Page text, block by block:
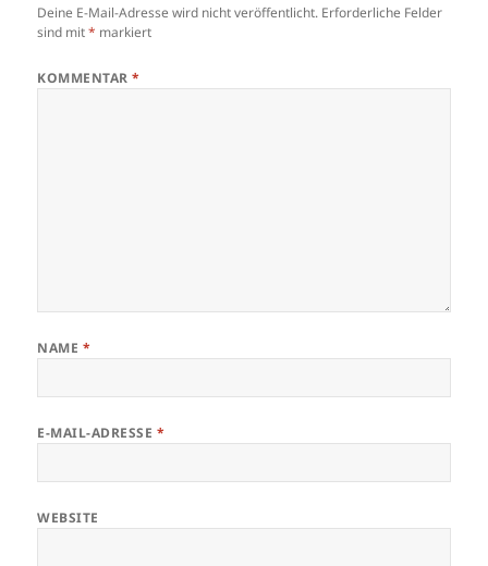
Deine E-Mail-Adresse wird nicht veröffentlicht. Erforderliche Felder
sind mit* markiert
KOMMENTAR*
NAME *
E-MAIL-ADRESSE *
WEBSITE